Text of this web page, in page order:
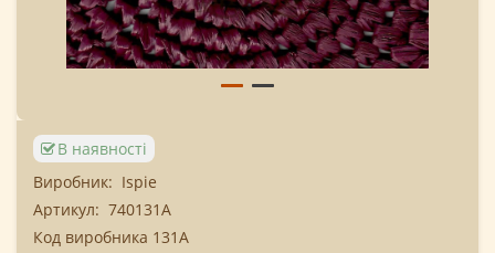
В наявності
Виробник: Ispie
Артикул: 740131A
Код виробника 131A